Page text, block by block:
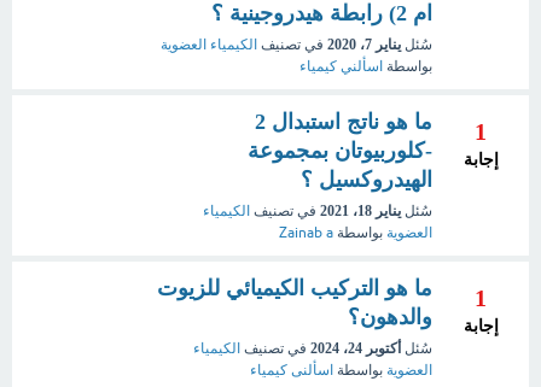
ام 2) رابطة هيدروجينية ؟
سُئل يناير 7، 2020 في تصنيف الكيمياء العضوية
بواسطة اسألني كيمياء
1
إجابة
ما هو ناتج استبدال 2
-كلوربيوتان بمجموعة
الهيدروكسيل ؟
سُئل يناير 18، 2021 في تصنيف الكيمياء
العضوية بواسطة Zainab a
1
إجابة
ما هو التركيب الكيميائي للزيوت
والدهون؟
سُئل أكتوبر 24، 2024 في تصنيف الكيمياء
العضوية بواسطة اسألنى كيمياء